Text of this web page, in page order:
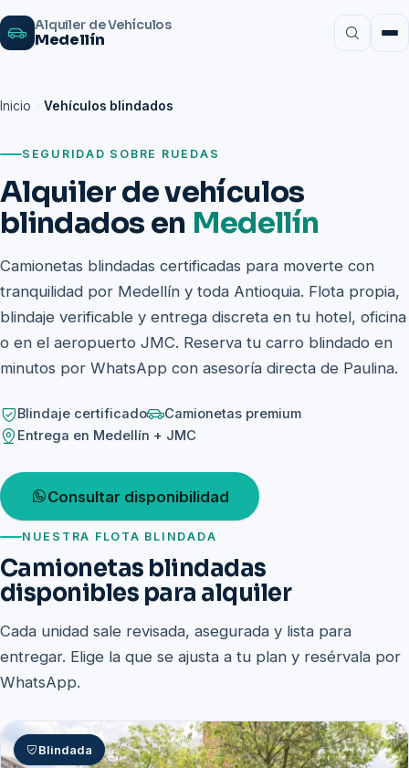
Alquiler de Vehículos
Medellín
Inicio Vehículos blindados
SEGURIDAD SOBRE RUEDAS
Alquiler de vehículos
blindados en Medellín
Camionetas blindadas certificadas para moverte con
tranquilidad por Medellín y toda Antioquia. Flota propia,
blindaje verificable y entrega discreta en tu hotel, oficina
o en el aeropuerto JMC. Reserva tu carro blindado en
minutos por WhatsApp con asesoría directa de Paulina.
Blindaje certificado
Camionetas premium
Entrega en Medellín + JMC
Consultar disponibilidad
NUESTRA FLOTA BLINDADA
Camionetas blindadas
disponibles para alquiler
Cada unidad sale revisada, asegurada y lista para
entregar. Elige la que se ajusta a tu plan y resérvala por
WhatsApp.
Blindada